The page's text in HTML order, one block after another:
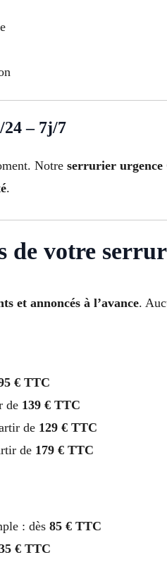
– 7j/7
Notre serrurier
.
de votre
et annoncés à l’avance.
€ TTC
de 139 € TTC
de 129 € TTC
de 179 € TTC
: dès 85 € TTC
€ TTC